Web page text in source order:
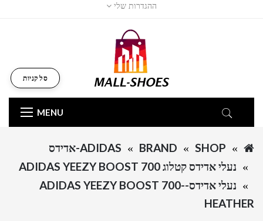
ההגדרות שלי
MENU
סל קניות
SHOP
BRAND
ADIDAS-אדידס
נעלי אדידס קטלוג ADIDAS YEEZY BOOST 700
נעלי אדידס-ADIDAS YEEZY BOOST 700-
HEATHER